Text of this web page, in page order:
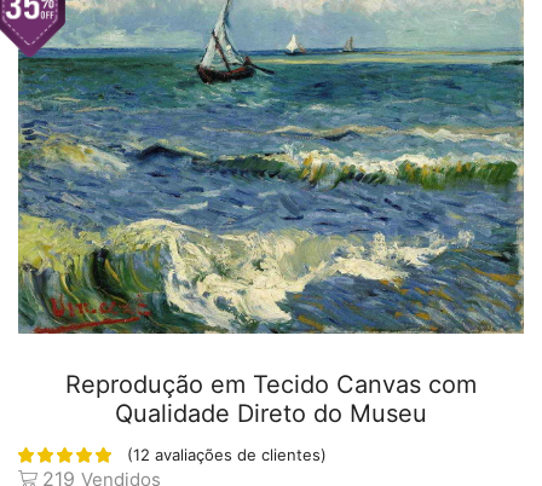
Reprodução em Tecido Canvas com
Qualidade Direto do Museu
(12 avaliações de clientes)
219 Vendidos